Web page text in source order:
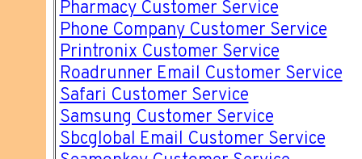
Pharmacy Customer Service
Phone Company Customer Service
Printronix Customer Service
Roadrunner Email Customer Service
Safari Customer Service
Samsung Customer Service
Sbcglobal Email Customer Service